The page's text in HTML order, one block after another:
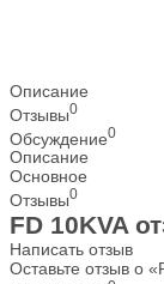
Описание
Отзывы0
Обсуждение0
Описание
Основное
Отзывы0
FD 10KVA
Написать отзыв
Оставьте отзыв о